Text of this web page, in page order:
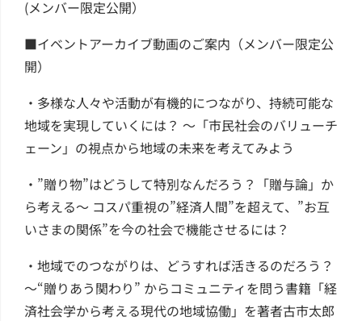
(メンバー限定公開）
■イベントアーカイブ動画のご案内（メンバー限定公
開）
・多様な人々や活動が有機的につながり、持続可能な
地域を実現していくには？ ～「市民社会のバリューチ
ェーン」の視点から地域の未来を考えてみよう
・”贈り物”はどうして特別なんだろう？「贈与論」か
ら考える～ コスパ重視の”経済人間”を超えて、”お互
いさまの関係”を今の社会で機能させるには？
・地域でのつながりは、どうすれば活きるのだろう？
～“贈りあう関わり” からコミュニティを問う書籍「経
済社会学から考える現代の地域協働」を著者古市太郎